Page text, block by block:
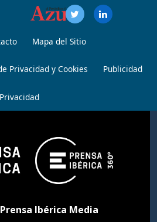
Mapa del Sitio
Privacidad y Cookies Publicidad
Ibérica Media